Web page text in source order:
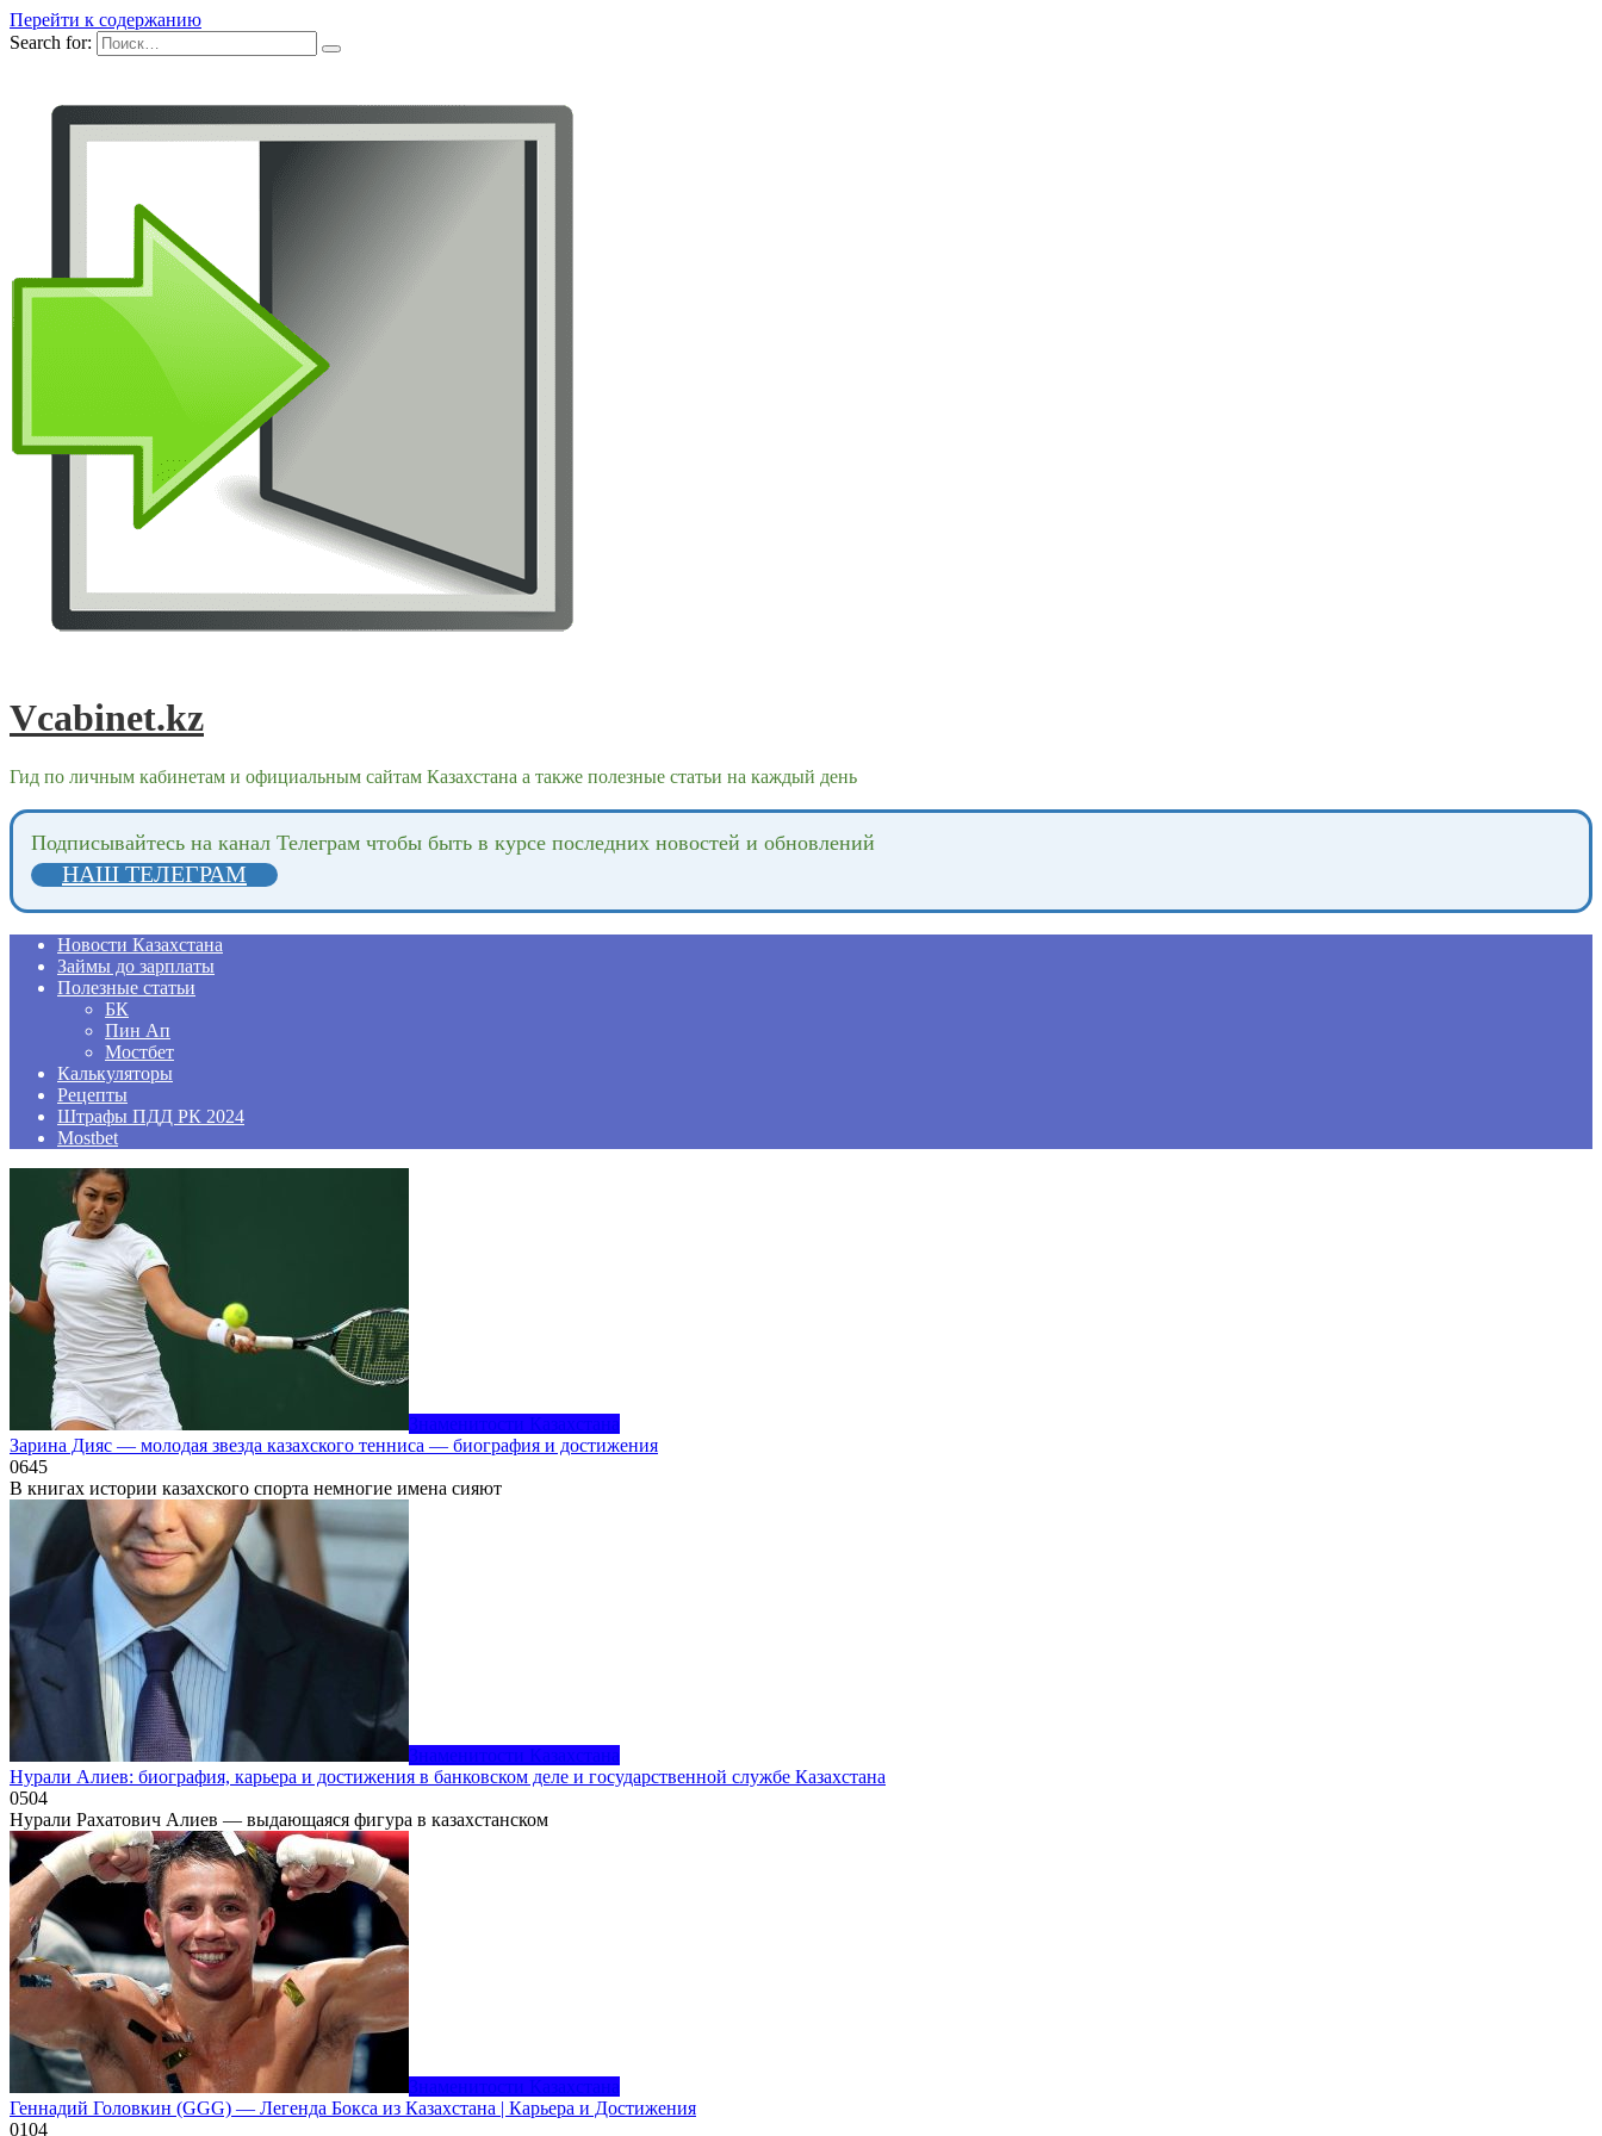
Перейти к содержанию
Search for:
Vcabinet.kz
Гид по личным кабинетам и официальным сайтам Казахстана а также полезные статьи на каждый день
Подпиcывайтесь на канал Телеграм чтобы быть в курсе последних новостей и обновлений
НАШ ТЕЛЕГРАМ
Новости Казахстана
Займы до зарплаты
Полезные статьи
БК
Пин Ап
Мостбет
Калькуляторы
Рецепты
Штрафы ПДД РК 2024
Mostbet
Знаменитости Казахстана
Зарина Дияс — молодая звезда казахского тенниса — биография и достижения
0645
В книгах истории казахского спорта немногие имена сияют
Знаменитости Казахстана
Нурали Алиев: биография, карьера и достижения в банковском деле и государственной службе Казахстана
0504
Нурали Рахатович Алиев — выдающаяся фигура в казахстанском
Знаменитости Казахстана
Геннадий Головкин (GGG) — Легенда Бокса из Казахстана | Карьера и Достижения
0104